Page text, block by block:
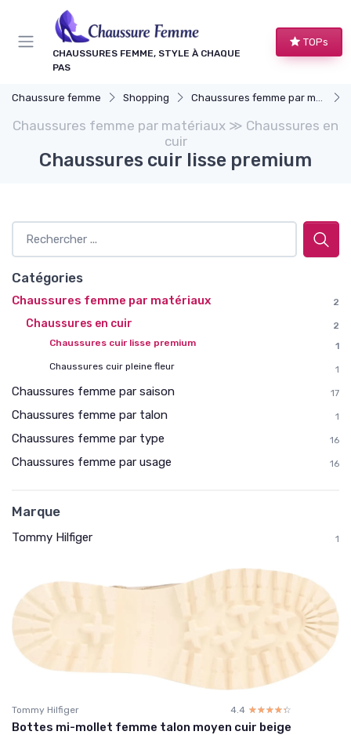
CHAUSSURES FEMME, STYLE À CHAQUE
PAS
TOPs
Chaussure femme Shopping Chaussures femme par matériaux
Chaussures femme par matériaux ≫ Chaussures en
cuir
Chaussures cuir lisse premium
Catégories
Chaussures femme par matériaux 2
Chaussures en cuir
2
Chaussures cuir lisse premium
1
Chaussures cuir pleine fleur
1
Chaussures femme par saison 17
Chaussures femme par talon 1
Chaussures femme par type 16
Chaussures femme par usage 16
Marque
Tommy Hilfiger 1
Tommy Hilfiger 4.4 ☆☆☆☆☆
★★★★★
Bottes mi-mollet femme talon moyen cuir beige
Panneau de gestion des cookies